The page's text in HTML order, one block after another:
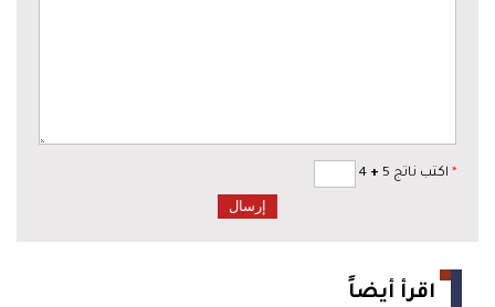
* اكتب ناتج 5 +
اقرأ أيضاً